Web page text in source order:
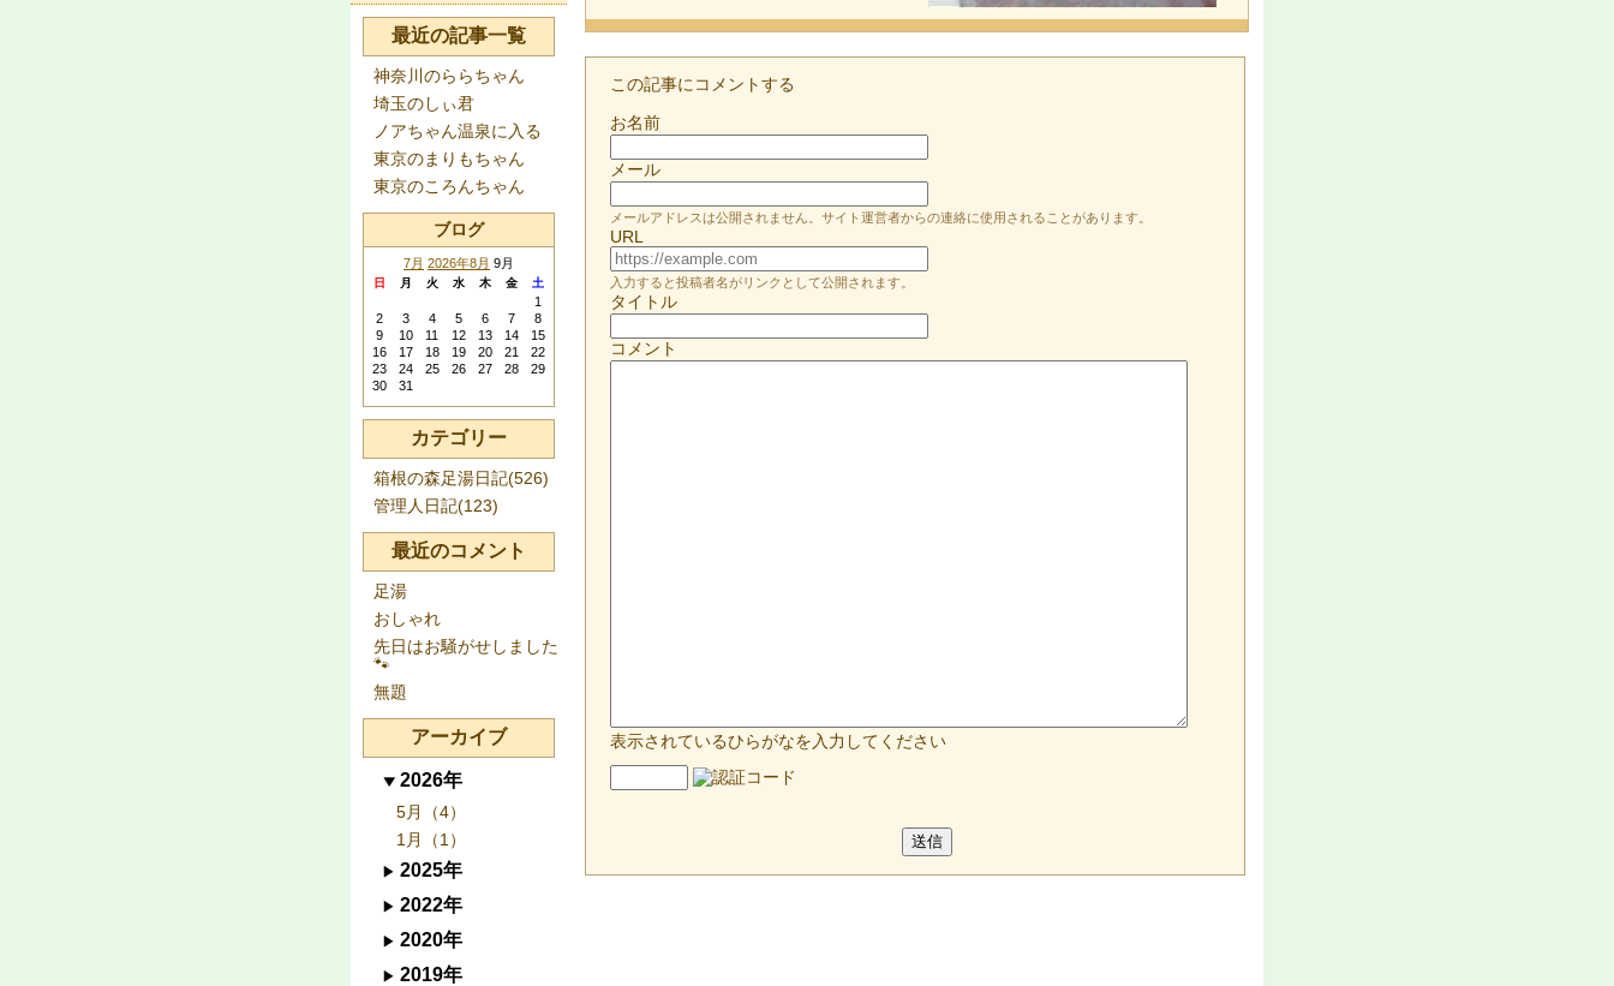
この記事にコメントする
お名前
メール
メールアドレスは公開されません。サイト運営者からの連絡に使用されることがあります。
URL
入力すると投稿者名がリンクとして公開されます。
タイトル
コメント
表示されているひらがなを入力してください
最近の記事一覧
神奈川のららちゃん
埼玉のしぃ君
ノアちゃん温泉に入る
東京のまりもちゃん
東京のころんちゃん
ブログ
7月 2026年8月 9月
日 月 火 水 木 金 土
1
2
3 4 5 6 7
8
9
10 11 12 13 14
15
16
17 18 19 20 21
22
23
24 25 26 27 28
29
30
31
カテゴリー
箱根の森足湯日記(526)
管理人日記(123)
最近のコメント
足湯
おしゃれ
先日はお騒がせしました
🐾
無題
アーカイブ
2026年
5月（4）
1月（1）
2025年
2022年
2020年
2019年